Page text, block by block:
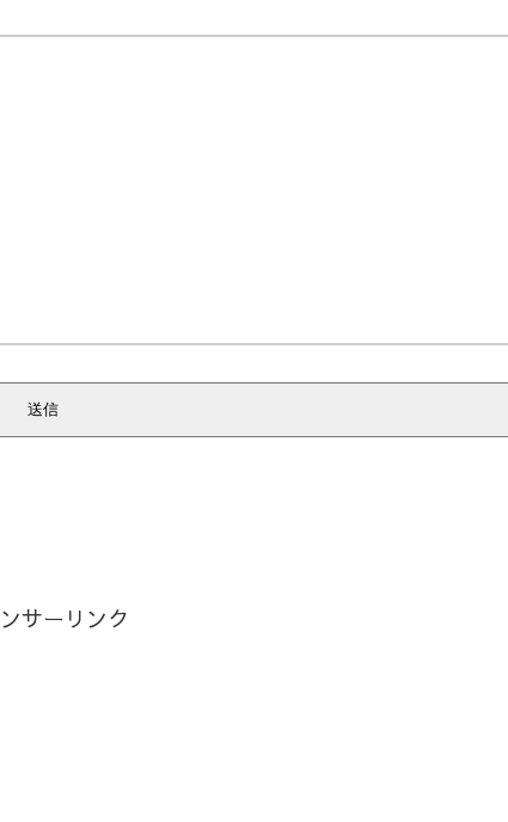
サーリンク